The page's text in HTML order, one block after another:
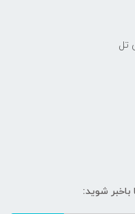
تل
شوید: